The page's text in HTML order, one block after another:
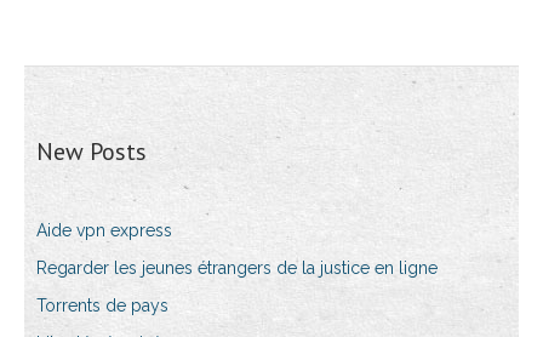
New Posts
Aide vpn express
Regarder les jeunes étrangers de la justice en ligne
Torrents de pays